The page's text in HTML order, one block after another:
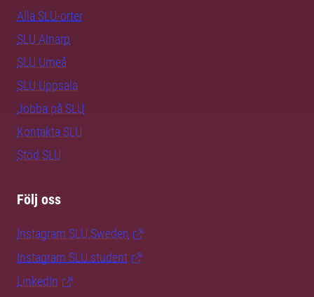
Alla SLU-orter
SLU Alnarp
SLU Umeå
SLU Uppsala
Jobba på SLU
Kontakta SLU
Stöd SLU
Följ oss
Instagram SLU.Sweden
Instagram SLU.student
LinkedIn